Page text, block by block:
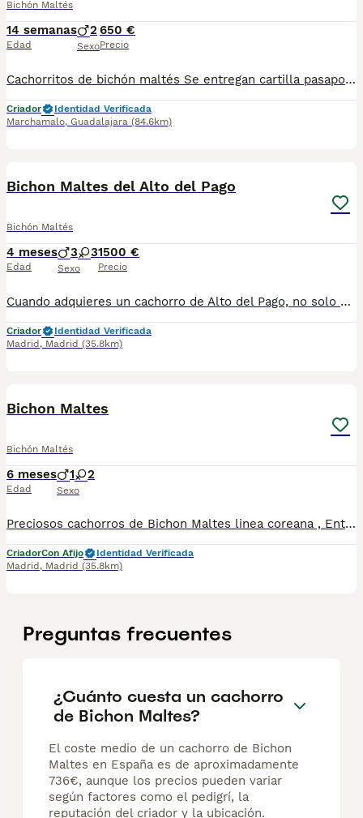
Bichón Maltés
14 semanas
Edad
2
Sexo
650 €
Precio
Cachorritos de bichón maltés Se entregan cartilla pasaporte Desparasitaciones al día Vacunas correspondientes a su edad Criados en ambiente familiar"una niña" Para más información al WhatsApp 616121781
Criador
Identidad Verificada
Marchamalo, Guadalajara (84.6km)
Bichon Maltes del Alto del Pago
Bichón Maltés
4 meses
Edad
3 3
Sexo
1500 €
Precio
Cuando adquieres un cachorro de Alto del Pago, no solo estás incorporando un perro a tu vida… estás eligiendo una forma de criar basada en la excelencia, la transparencia y el respeto absoluto por cada ejemplar. En nuestro criadero trabajamos con una selección muy cuidada de líneas, priorizando siempre la salud, el carácter y la estabilidad del cachorro. Cada camada es planificada con criterio, sin prisas y con un seguimiento constante desde el primer día. Creemos en hacer las cosas bien y en enseñarlas tal cual son. Por eso, abrimos las puertas de nuestra casa, mostramos nuestro día a día y acompañamos a cada familia con total cercanía y honestidad durante todo el proceso. Somos profesionales con todas las licencias en regla para poder ejercer esta maravillosa actividad, y no tenemos intermediarios, para adquirir un ejemplar de ALTO DEL PAGO, debes tratar personalmente con nosotros, venir a nuestra casa, donde conoceras nuestras espectaculares instalaciones, verás a los padres de los cachorros junto a los pequeñajos y podrás escoger a tu compañero. Los cachorros se entregan siempre con su completa documentación, microchip implantado, certificados de salud de los progenitores, vacunados y desparasitados. visita nuestra web altodelpago.es o conocenos en redes sociales : instagram @altodelpago Teléfono de atención al cliente : 679 67 30 10
Criador
Identidad Verificada
Madrid , Madrid (35.8km)
Bichon Maltes
Bichón Maltés
6 meses
Edad
1 2
Sexo
Preciosos cachorros de Bichon Maltes linea coreana , Entregamos con vacunas y desparasitaciones según la edad . Mandamos a toda España y puede pagar cuando te llegue el cachorro . Cachorros criados en familia en en ambiente natural
CriadorCon Afijo
Identidad Verificada
Madrid , Madrid (35.8km)
Preguntas frecuentes
¿Cuánto cuesta un cachorro
de Bichon Maltes?
El coste medio de un cachorro de Bichon
Maltes en España es de aproximadamente
736€, aunque los precios pueden variar
según factores como el pedigrí, la
reputación del criador y la ubicación.